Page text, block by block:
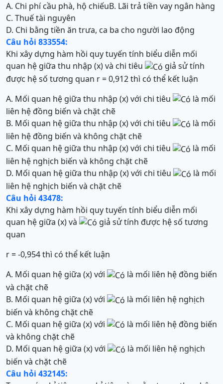
A. Chi phí cầu phà, hộ chiếuB. Lãi trả tiền vay ngân hàng
C. Thuế tài nguyên
D. Chi bằng tiền ăn trưa, ca ba cho người lao động
Câu hỏi 833554:
Khi xây dựng hàm hồi quy tuyến tính biểu diễn mối
quan hệ giữa thu nhập (x) và chi tiêu
giả sử tính
được hệ số tương quan r = 0,912 thì có thể kết luận
A. Mối quan hệ giữa thu nhập (x) với chi tiêu
là mối
liên hệ đồng biến và chặt chẽ
B. Mối quan hệ giữa thu nhập (x) với chi tiêu
là mối
liên hệ đồng biến và không chặt chẽ
C. Mối quan hệ giữa thu nhập (x) với chi tiêu
là mối
liên hệ nghịch biến và không chặt chẽ
D. Mối quan hệ giữa thu nhập (x) với chi tiêu
là mối
liên hệ nghịch biến và chặt chẽ
Câu hỏi 43478:
Khi xây dựng hàm hồi quy tuyến tính biểu diễn mối
quan hệ giữa (x) và
giả sử tính được hệ số tương
quan
r = -0,954 thì có thể kết luận
A. Mối quan hệ giữa (x) với
là mối liên hệ đồng biến
và chặt chẽ
B. Mối quan hệ giữa (x) với
là mối liên hệ nghịch
biến và không chặt chẽ
C. Mối quan hệ giữa (x) với
là mối liên hệ đồng biến
và không chặt chẽ
D. Mối quan hệ giữa (x) với
là mối liên hệ nghịch
biến và chặt chẽ
Câu hỏi 432145: